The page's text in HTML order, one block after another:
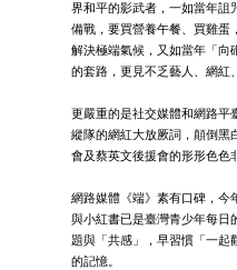
界和平的影武者，一如當年詛
備戰，要買營養午餐、買雞蛋
解決極端氣候，又如當年「向
的套路，更見不乏藝人、網紅
更嚴重的是社交媒體和網路平
縱隊的網紅大放厥詞，顛倒黑
會及蔡英文後援會的形形色色
網路媒體《端》素有口碑，今
與小紅書已是臺灣青少年每日
題與「共感」，早習慣「一起
的記憶。